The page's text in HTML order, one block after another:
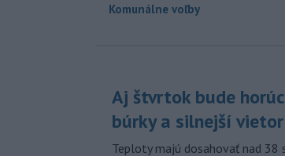
Komunálne voľby
Aj štvrtok bude
búrky a silnejší vietor
Teploty majú dosahovať nad 38